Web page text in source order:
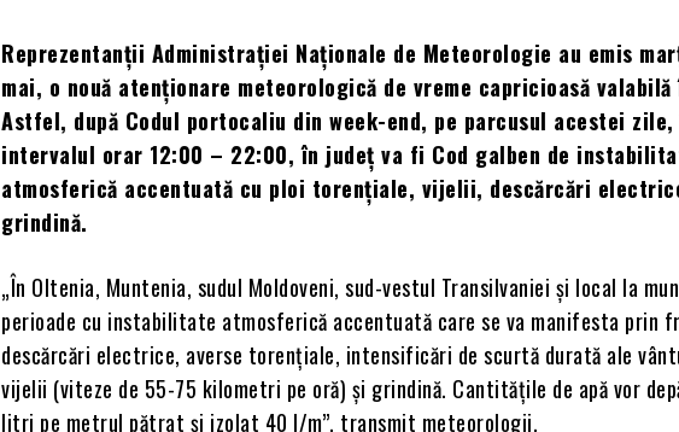
Reprezentanții Administrației Naționale de Meteorologie au emis
mai, o nouă atenționare meteorologică de vreme capricioasă
Astfel, după Codul portocaliu din week-end, pe parcusul acestei
intervalul orar 12:00 – 22:00, în județ va fi Cod galben de
atmosferică accentuată cu ploi torențiale, vijelii, descărcări
grindină.
„În Oltenia, Muntenia, sudul Moldoveni, sud-vestul Transilvaniei și local la
perioade cu instabilitate atmosferică accentuată care se va manifesta prin
descărcări electrice, averse torențiale, intensificări de scurtă durată ale
vijelii (viteze de 55-75 kilometri pe oră) și grindină. Cantitățile de apă vor
litri pe metrul pătrat și izolat 40 l/m”, transmit meteorologii.